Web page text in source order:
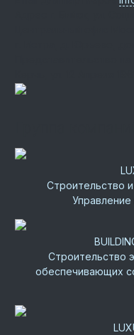
Строительство
Строительство
обеспечивающих